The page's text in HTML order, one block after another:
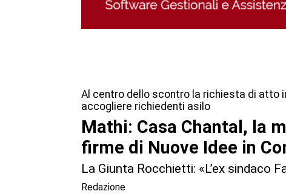
Al centro dello scontro la richiesta di atto
accogliere richiedenti asilo
Mathi: Casa Chantal, la
firme di Nuove Idee in
La Giunta Rocchietti: «L’ex sindaco
Redazione